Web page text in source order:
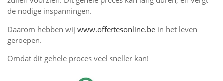
de nodige inspanningen.
Daarom hebben wij www.offertesonline.be in het leven
geroepen.
Omdat dit gehele proces veel sneller kan!